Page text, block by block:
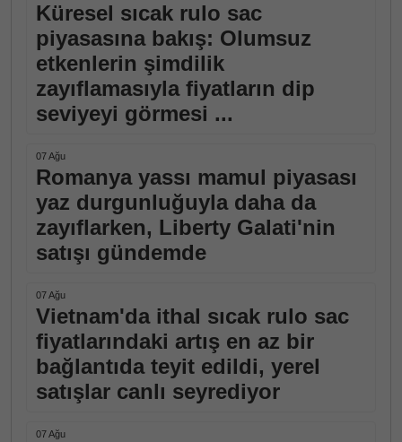
Küresel sıcak rulo sac
piyasasına bakış: Olumsuz
etkenlerin şimdilik
zayıflamasıyla fiyatların dip
seviyeyi görmesi ...
07 Ağu
Romanya yassı mamul piyasası
yaz durgunluğuyla daha da
zayıflarken, Liberty Galati'nin
satışı gündemde
07 Ağu
Vietnam'da ithal sıcak rulo sac
fiyatlarındaki artış en az bir
bağlantıda teyit edildi, yerel
satışlar canlı seyrediyor
07 Ağu